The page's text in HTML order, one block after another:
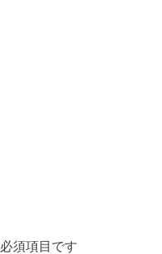
須項目です